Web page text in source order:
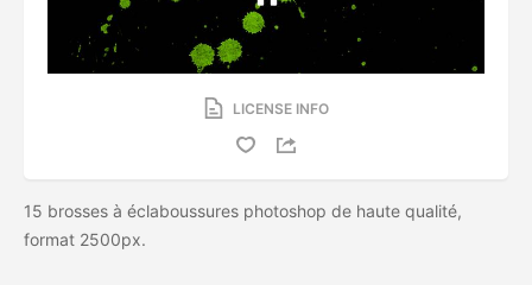
LICENSE INFO
15 brosses à éclaboussures photoshop de haute qualité,
format 2500px.